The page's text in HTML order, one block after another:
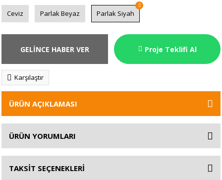
Ceviz Parlak Beyaz Parlak Siyah
GELİNCE HABER VER Proje Teklifi Al
Karşılaştır
ÜRÜN AÇIKLAMASI
ÜRÜN YORUMLARI
TAKSİT SEÇENEKLERİ